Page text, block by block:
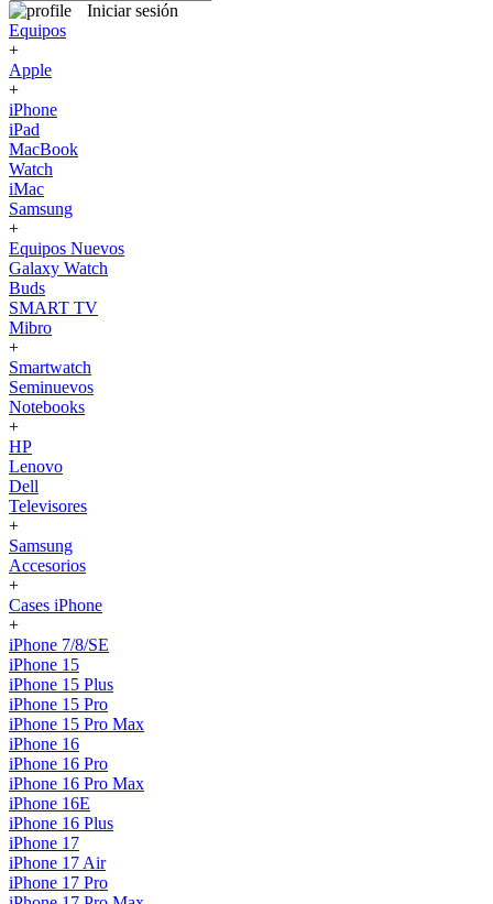
Iniciar sesión
Equipos
+
Apple
+
iPhone
iPad
MacBook
Watch
iMac
Samsung
+
Equipos Nuevos
Galaxy Watch
Buds
SMART TV
Mibro
+
Smartwatch
Seminuevos
Notebooks
+
HP
Lenovo
Dell
Televisores
+
Samsung
Accesorios
+
Cases iPhone
+
iPhone 7/8/SE
iPhone 15
iPhone 15 Plus
iPhone 15 Pro
iPhone 15 Pro Max
iPhone 16
iPhone 16 Pro
iPhone 16 Pro Max
iPhone 16E
iPhone 16 Plus
iPhone 17
iPhone 17 Air
iPhone 17 Pro